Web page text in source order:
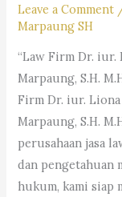
Leave a Comment
Marpaung SH
“Law Firm Dr. iur.
Marpaung, S.H.
Firm Dr. iur. Liona
Marpaung, S.H.
perusahaan jasa
dan pengetahuan
hukum, kami siap